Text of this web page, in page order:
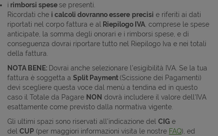
i rimborsi spesese presenti.
Ricordati che i calcoli dovranno essere precisi e riferiti ai dati
riportati nel corpo fattura e al
Riepilogo IVA , comprese le spese
anticipate, la somma degli onorari e i rimborsi spese, e di
conseguenza dovrai riportare tutto nel Riepilogo Iva e nei totali
della fattura.
NOTA BENE: Dovrai anche selezionare l'esigibilità IVA. Se la tua
fattura è soggetta a Split Payment(Scissione dei Pagamenti)
devi scegliere questa voce dal menù a tendina ed in questo
caso il Totale da Pagare NON dovrà includere il valore dell'IVA
esattamente come previsto dalla normativa vigente.
Gli ultimi spazi sono riservati all'indicazione del CIG e
del CUP (per maggiori informazioni visita le nostre FAQ), ed